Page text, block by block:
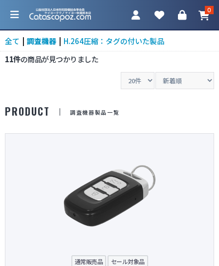
0
全て 調査機器
H.264圧縮：タグの付いた製品
11件の商品が見つかりました
PRODUCT 調査機器製品一覧
通常販売品 セール対象品
防犯カメラ
アクセサリ
調査機器